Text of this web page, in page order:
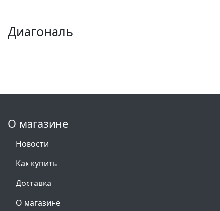
Диагональ
О магазине
Новости
Как купить
Доставка
О магазине